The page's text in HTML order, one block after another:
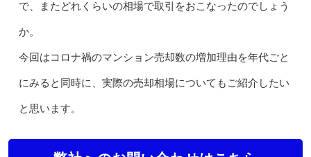
で、またどれくらいの相場で取引をおこなったのでしょう
か。
今回はコロナ禍のマンション売却数の増加理由を年代ごと
にみると同時に、実際の売却相場についてもご紹介したい
と思います。